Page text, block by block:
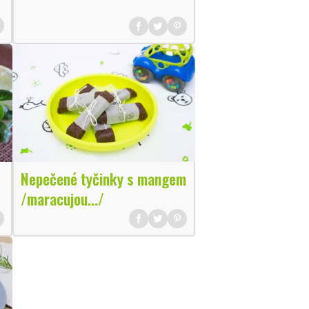
Nepečené tyčinky s mangem
/maracujou.../